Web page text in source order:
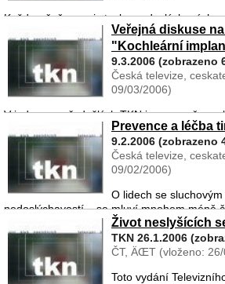
Každoročně se asi stovka nedoslýchavých
rozhoduje, jaké povolání si vyberou a na
skončení deváté třídy. V minulosti byl jejich
zúžený, pro děvčata byl jedin� ...
Veřejná diskuse
"Kochleární
9.3.2006 (zobrazeno
Česká televize,
09/03/2006)
V jednom z předešlých TKN jsme se
kochleárních implantátů a jejich přínosu
V současné době je téma kochleárních
diskutovaným i v komunitě neslyšících.
Prevence a léčba
9.2.2006 (zobrazeno
Česká televize,
09/02/2006)
O lidech se
nedoslýchavostí – se mluví mnohem méně
zcela neslyšících. Přitom nedoslýchavost je
postihuje lidi ve všech věkových skupinách
Život neslyšících
TKN 26.1.2006
ČT, ÄŒT (vloženo:
Toto vydání